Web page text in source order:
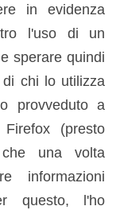
in evidenza
l'uso di un
sperare quindi
chi lo utilizza
provveduto a
(presto
una volta
informazioni
questo, l'ho